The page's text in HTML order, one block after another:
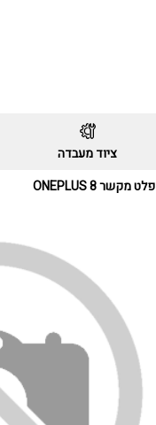
ציוד מעבדה
פלט מקשר ONEPLUS 8